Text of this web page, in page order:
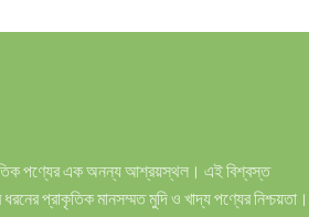
পণ্যের এক অনন্য আশ্রয়স্থল। এই বিশ্বস্ত
প্রাকৃতিক মানসম্মত মুদি ও খাদ্য পণ্যের নিশ্চয়তা।